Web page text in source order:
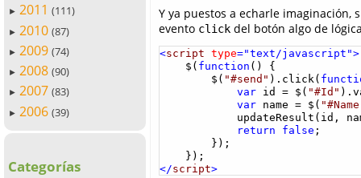
► 2011 (111)
► 2010 (87)
► 2009 (74)
► 2008 (90)
► 2007 (83)
► 2006 (39)
Categorías
Y ya puestos a echarle
evento click del botón algo de
<script type="text/javascript">
$( function () {
$( "#send" ).click(
var id = $( "#Id"
var name = $(
updateResult(id,
return
false ;
});
</script>